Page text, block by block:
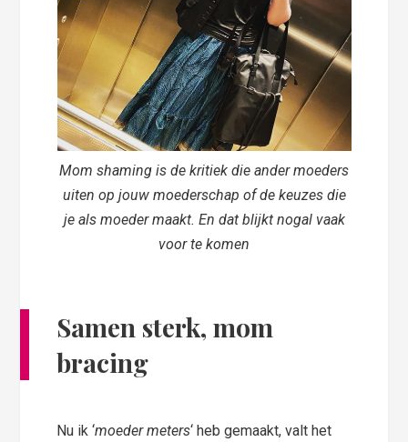
Mom shaming is de kritiek die ander moeders
uiten op jouw moederschap of de keuzes die
je als moeder maakt. En dat blijkt nogal vaak
voor te komen
Samen sterk, mom
bracing
Nu ik ‘moeder meters‘ heb gemaakt, valt het